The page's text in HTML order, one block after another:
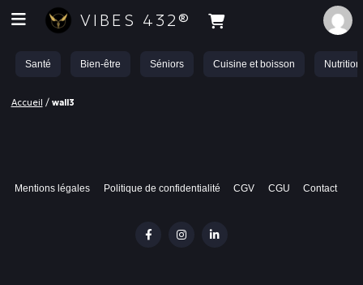
VIBES 432®
Santé Bien-être Séniors Cuisine et boisson Nutrition
Accueil / wall3
Mentions légales Politique de confidentialité CGV CGU Contact